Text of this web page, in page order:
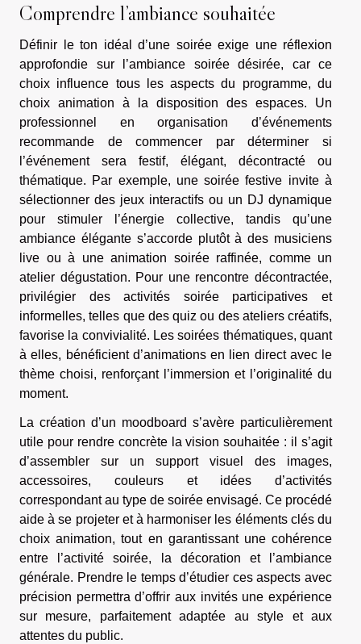
Comprendre l’ambiance souhaitée
Définir le ton idéal d’une soirée exige une réflexion
approfondie sur l’ambiance soirée désirée, car ce
choix influence tous les aspects du programme, du
choix animation à la disposition des espaces. Un
professionnel en organisation d’événements
recommande de commencer par déterminer si
l’événement sera festif, élégant, décontracté ou
thématique. Par exemple, une soirée festive invite à
sélectionner des jeux interactifs ou un DJ dynamique
pour stimuler l’énergie collective, tandis qu’une
ambiance élégante s’accorde plutôt à des musiciens
live ou à une animation soirée raffinée, comme un
atelier dégustation. Pour une rencontre décontractée,
privilégier des activités soirée participatives et
informelles, telles que des quiz ou des ateliers créatifs,
favorise la convivialité. Les soirées thématiques, quant
à elles, bénéficient d’animations en lien direct avec le
thème choisi, renforçant l’immersion et l’originalité du
moment.
La création d’un moodboard s’avère particulièrement
utile pour rendre concrète la vision souhaitée : il s’agit
d’assembler sur un support visuel des images,
accessoires, couleurs et idées d’activités
correspondant au type de soirée envisagé. Ce procédé
aide à se projeter et à harmoniser les éléments clés du
choix animation, tout en garantissant une cohérence
entre l’activité soirée, la décoration et l’ambiance
générale. Prendre le temps d’étudier ces aspects avec
précision permettra d’offrir aux invités une expérience
sur mesure, parfaitement adaptée au style et aux
attentes du public.